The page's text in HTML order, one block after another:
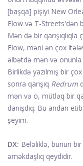
[başqa] pişiyi New
Flow və T-Streets'dən
Mən də bir qarışıqlıqla
Flow, məni ən çox
əlbətdə mən və onunla
Birlikdə yazılmış bir
sonra qarışıq Redrum
mən və o, mütləq bir
danışdıq. Bu andan
şeyim.
DX: Beləliklə, bunun
əməkdaşlıq qeydidir.